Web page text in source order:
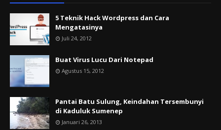
5 Teknik Hack Wordpress dan Cara
Mengatasinya
Juli 24, 2012
Buat Virus Lucu Dari Notepad
Agustus 15, 2012
Pantai Batu Sulung, Keindahan Tersembunyi
di Kaduluk Sumenep
Januari 26, 2013